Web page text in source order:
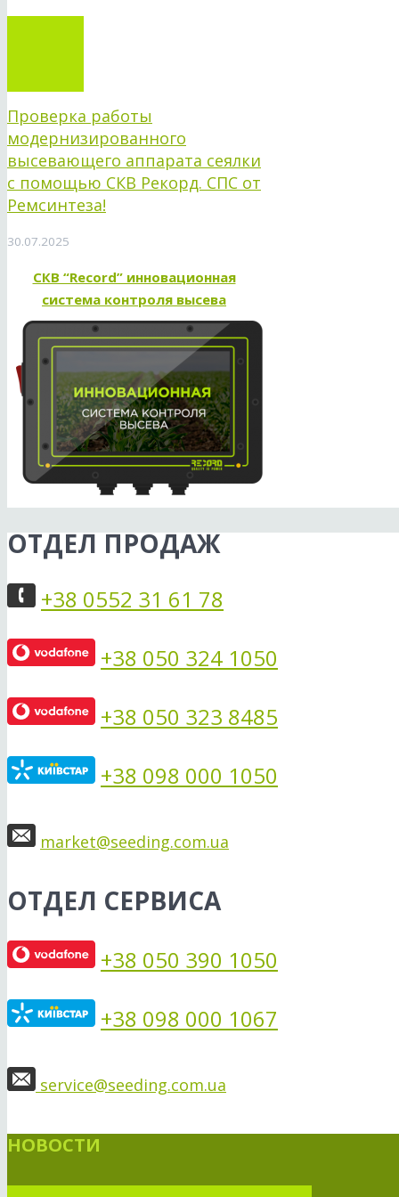
Проверка работы
модернизированного
высевающего аппарата сеялки
с помощью СКВ Рекорд. СПС от
Ремсинтеза!
30.07.2025
СКВ “Record” инновационная
система контроля высева
ОТДЕЛ ПРОДАЖ
+38 0552 31 61 78
+38 050 324 1050
+38 050 323 8485
+38 098 000 1050
market@seeding.com.ua
ОТДЕЛ СЕРВИСА
+38 050 390 1050
+38 098 000 1067
service@seeding.com.ua
НОВОСТИ